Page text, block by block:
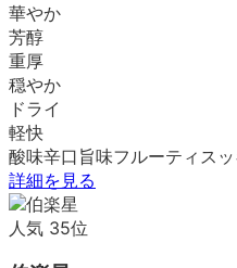
華やか
芳醇
重厚
穏やか
ドライ
軽快
酸味辛口 旨味フルーティ ス
詳細を見る
人気 35位